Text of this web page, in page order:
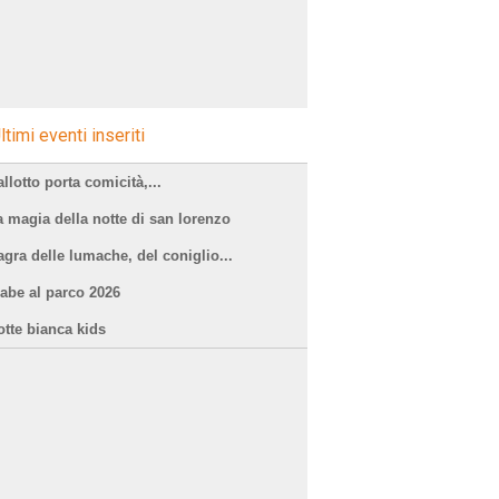
eventi inseriti
porta comicità,...
magia della notte di san lorenzo
delle lumache, del coniglio...
al parco 2026
bianca kids